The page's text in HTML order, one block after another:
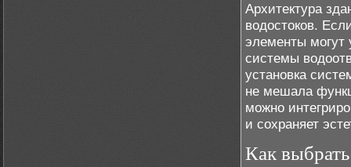
Архитектура
водостоков.
элементы могут
системы
установка
не мешала
можно
и сохраняет
Как